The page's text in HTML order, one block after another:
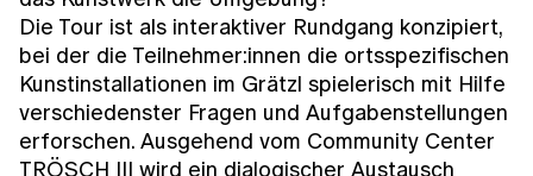
Die Tour ist als interaktiver Rundgang konzipiert,
bei der die Teilnehmer:innen die ortsspezifischen
Kunstinstallationen im Grätzl spielerisch mit Hilfe
verschiedenster Fragen und Aufgabenstellungen
erforschen. Ausgehend vom Community Center
TRÖSCH III wird ein dialogischer Austausch